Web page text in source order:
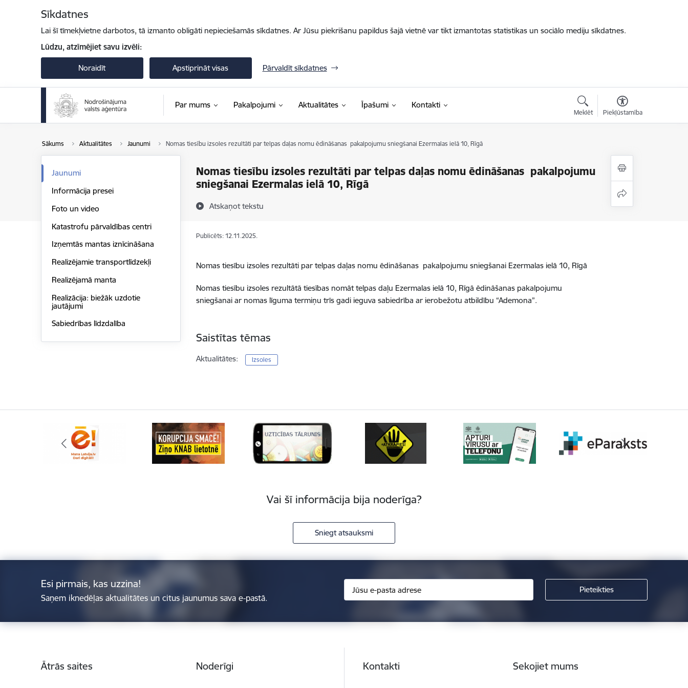
Sīkdatnes
Lai šī tīmekļvietne darbotos, tā izmanto obligāti nepieciešamās sīkdatnes. Ar Jūsu piekrišanu papildus šajā vietnē var tikt izmantotas statistikas un sociālo mediju sīkdatnes.
Lūdzu, atzīmējiet savu izvēli:
Noraidīt Apstiprināt visas Pārvaldīt sīkdatnes
Par mums Pakalpojumi Aktualitātes Īpašumi Kontakti
Meklēt Piekļūstamība
Sākums Aktualitātes Jaunumi Nomas tiesību izsoles rezultāti par telpas daļas nomu ēdināšanas pakalpojumu sniegšanai Ezermalas ielā 10, Rīgā
Nomas tiesību izsoles rezultāti par telpas daļas nomu ēdināšanas pakalpojumu
sniegšanai Ezermalas ielā 10, Rīgā
Atskaņot tekstu
Jaunumi
Informācija presei
Foto un video
Katastrofu pārvaldības centri
Izņemtās mantas iznīcināšana
Realizējamie transportlīdzekļi
Realizējamā manta
Realizācija: biežāk uzdotie
jautājumi
Sabiedrības līdzdalība
Publicēts: 12.11.2025.
Nomas tiesību izsoles rezultāti par telpas daļas nomu ēdināšanas pakalpojumu sniegšanai Ezermalas ielā 10, Rīgā
Nomas tiesību izsoles rezultātā tiesības nomāt telpas daļu Ezermalas ielā 10, Rīgā ēdināšanas pakalpojumu
sniegšanai ar nomas līguma termiņu trīs gadi ieguva sabiedrība ar ierobežotu atbildību “Ademona”.
Saistītas tēmas
Aktualitātes: Izsoles
Vai šī informācija bija noderīga?
Sniegt atsauksmi
Esi pirmais, kas uzzina!
Saņem iknedēļas aktualitātes un citus jaunumus sava e-pastā.
Ātrās saites Noderīgi Kontakti Sekojiet mums